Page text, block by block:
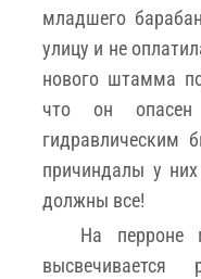
младшего
улицу и не
нового штамма
что он
гидравлическим
причиндалы у
должны все!
На перроне
высвечивается